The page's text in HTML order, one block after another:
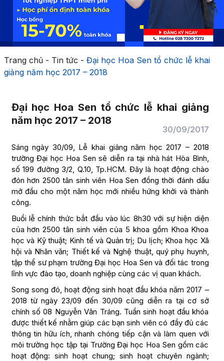
Trang chủ- Tin tức - Đại học Hoa Sen tổ chức lễ khai
giảng năm học 2017 – 2018
Đại học Hoa Sen tổ chức lễ khai giảng
năm học 2017 – 2018
30/09/2017
Sáng ngày 30/09, Lễ khai giảng năm học 2017 – 2018
trường Đại học Hoa Sen sẽ diễn ra tại nhà hát Hòa Bình,
số 199 đường 3/2, Q.10, Tp.HCM. Đây là hoạt động chào
đón hơn 2500 tân sinh viên Hoa Sen đồng thời đánh dấu
mở đầu cho một năm học mới nhiều hứng khởi và thành
công.
Buổi lễ chính thức bắt đầu vào lúc 8h30 với sự hiện diện
của hơn 2500 tân sinh viên của 5 khoa gồm Khoa Khoa
học và Kỹ thuật; Kinh tế và Quản trị; Du lịch; Khoa học Xã
hội và Nhân văn; Thiết kế và Nghệ thuật, quý phụ huynh,
tập thể sư phạm trường Đại học Hoa Sen và đối tác trong
lĩnh vực đào tạo, doanh nghiệp cùng các vị quan khách.
Song song đó, hoạt động sinh hoạt đầu khóa năm 2017 –
2018 từ ngày 23/09 đến 30/09 cũng diễn ra tại cơ sở
chính số 08 Nguyễn Văn Tráng. Tuần sinh hoạt đầu khóa
được thiết kế nhằm giúp các bạn sinh viên có đầy đủ các
thông tin hữu ích, nhanh chóng tiếp cận và làm quen với
môi trường học tập tại Trường Đại học Hoa Sen gồm các
hoạt động: sinh hoạt chung; sinh hoạt chuyên ngành;